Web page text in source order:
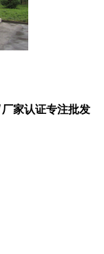
厂家认证专注批发